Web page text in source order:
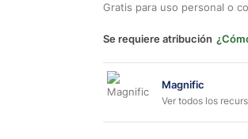
Gratis para uso personal o
Se requiere atribución
Magnific
Ver todos los